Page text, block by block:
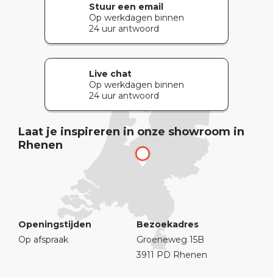
Stuur een email
Op werkdagen binnen
24 uur antwoord
Live chat
Op werkdagen binnen
24 uur antwoord
Laat je inspireren in onze showroom in
Rhenen
Openingstijden
Op afspraak
Bezoekadres
Groeneweg 15B
3911 PD Rhenen